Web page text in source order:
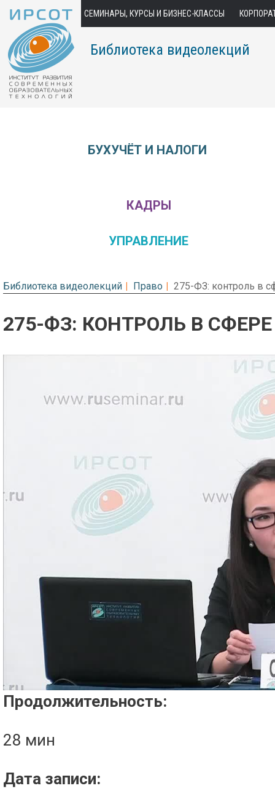
СЕМИНАРЫ, КУРСЫ И БИЗНЕС-КЛАССЫ
Библиотека видеолекций
БУХУЧЁТ И НАЛОГИ
КАДРЫ
УПРАВЛЕНИЕ
Библиотека видеолекций Право 275-ФЗ: контроль в
275-ФЗ: КОНТРОЛЬ В
Предварительный просмотр.
Продолжительность:
28 мин
Дата записи: